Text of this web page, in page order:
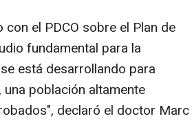
el PDCO sobre el Plan de
fundamental para la
está desarrollando para
población altamente
declaró el doctor Marc